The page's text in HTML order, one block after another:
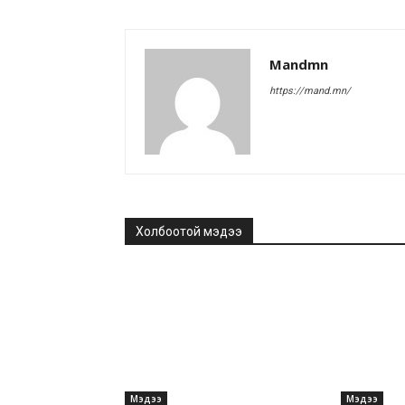
Mandmn
https://mand.mn/
Холбоотой мэдээ
Мэдээ Мэдээ